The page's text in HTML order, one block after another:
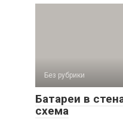
Без рубрики
Батареи в
схема